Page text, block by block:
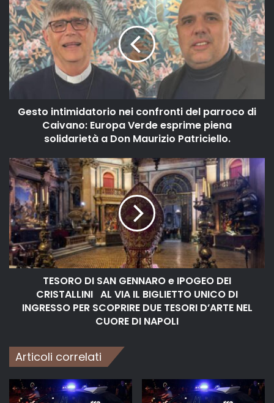
Gesto intimidatorio nei confronti del parroco di
Caivano: Europa Verde esprime piena
solidarietà a Don Maurizio Patriciello.
TESORO DI SAN GENNARO e IPOGEO DEI
CRISTALLINI AL VIA IL BIGLIETTO UNICO DI
INGRESSO PER SCOPRIRE DUE TESORI D’ARTE NEL
CUORE DI NAPOLI
Articoli correlati